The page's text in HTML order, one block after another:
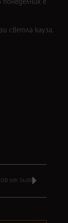
е
светла кауза.
от 14:00